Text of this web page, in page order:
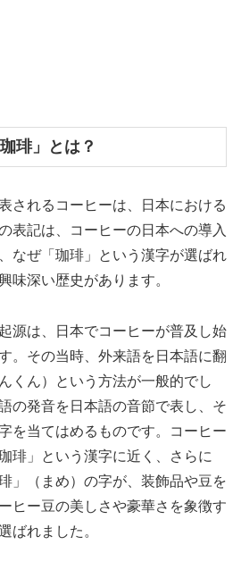
琲」とは？
されるコーヒーは、日本における
表記は、コーヒーの日本への導入
なぜ「珈琲」という漢字が選ばれ
味深い歴史があります。
源は、日本でコーヒーが普及し始
。その当時、外来語を日本語に翻
くん）という方法が一般的でし
の発音を日本語の音節で表し、そ
を当てはめるものです。コーヒー
琲」という漢字に近く、さらに
」（まめ）の字が、装飾品や豆を
ヒー豆の美しさや豪華さを象徴す
ばれました。